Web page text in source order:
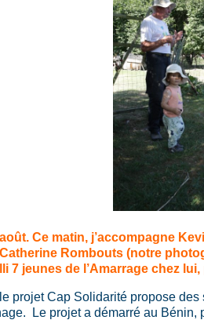
Ce matin, j’accompagne
Rombouts (notre
7 jeunes de l’Amarrage chez
projet Cap Solidarité propose
Le projet a démarré au Bénin,